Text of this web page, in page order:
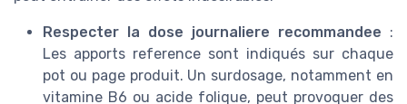
Respecter la dose journaliere recommandee :
Les apports reference sont indiqués sur chaque
pot ou page produit. Un surdosage, notamment en
vitamine B6 ou acide folique, peut provoquer des